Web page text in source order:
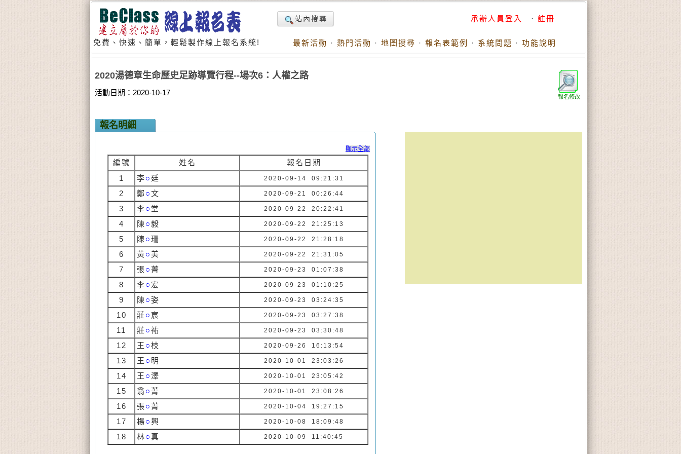
免費、快速、簡單，輕鬆製作線上報名系統!
站內搜尋 承辦人員登入 · 註冊
最新活動 · 熱門活動 · 地圖搜尋 · 報名表範例 · 系統問題 · 功能說明
報名修改
2020湯德章生命歷史足跡導覽行程--場次6：人權之路
活動日期：2020-10-17
報名明細
顯示全部
編號 姓名
報名日期
1
李○廷 2020-09-14 09:21:31
2 鄭○文 2020-09-21 00:26:44
3 李○ 堂 2020-09-22 20:22:41
4 陳○毅 2020-09-22 21:25:13
5 陳○珊 2020-09-22 21:28:18
6 黃○美 2020-09-22 21:31:05
7 張○菁 2020-09-23 01:07:38
8 李○ 宏 2020-09-23 01:10:25
9 陳○姿 2020-09-23 03:24:35
10 莊○ 宸 2020-09-23 03:27:38
11 莊○祐 2020-09-23 03:30:48
12 王 ○枝 2020-09-26 16:13:54
13 王 ○ 明 2020-10-01 23:03:26
14 王 ○澤 2020-10-01 23:05:42
15 翁○菁 2020-10-01 23:08:26
16 張○菁 2020-10-04 19:27:15
17 楊○興 2020-10-08 18:09:48
18 林○真 2020-10-09 11:40:45